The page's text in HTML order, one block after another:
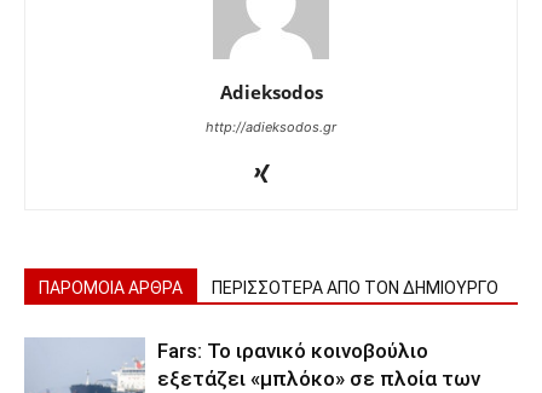
Adieksodos
http://adieksodos.gr
ΠΑΡΟΜΟΙΑ ΑΡΘΡΑ ΠΕΡΙΣΣΟΤΕΡΑ ΑΠΟ ΤΟΝ ΔΗΜΙΟΥΡΓΟ
Fars: Το ιρανικό κοινοβούλιο
εξετάζει «μπλόκο» σε πλοία των